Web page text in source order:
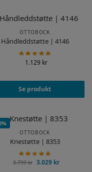
OTTOBOCK
Håndleddstøtte | 4146
1.129 kr
Se produkt
OTTOBOCK
Knestøtte | 8353
3.799kr 3.029 kr